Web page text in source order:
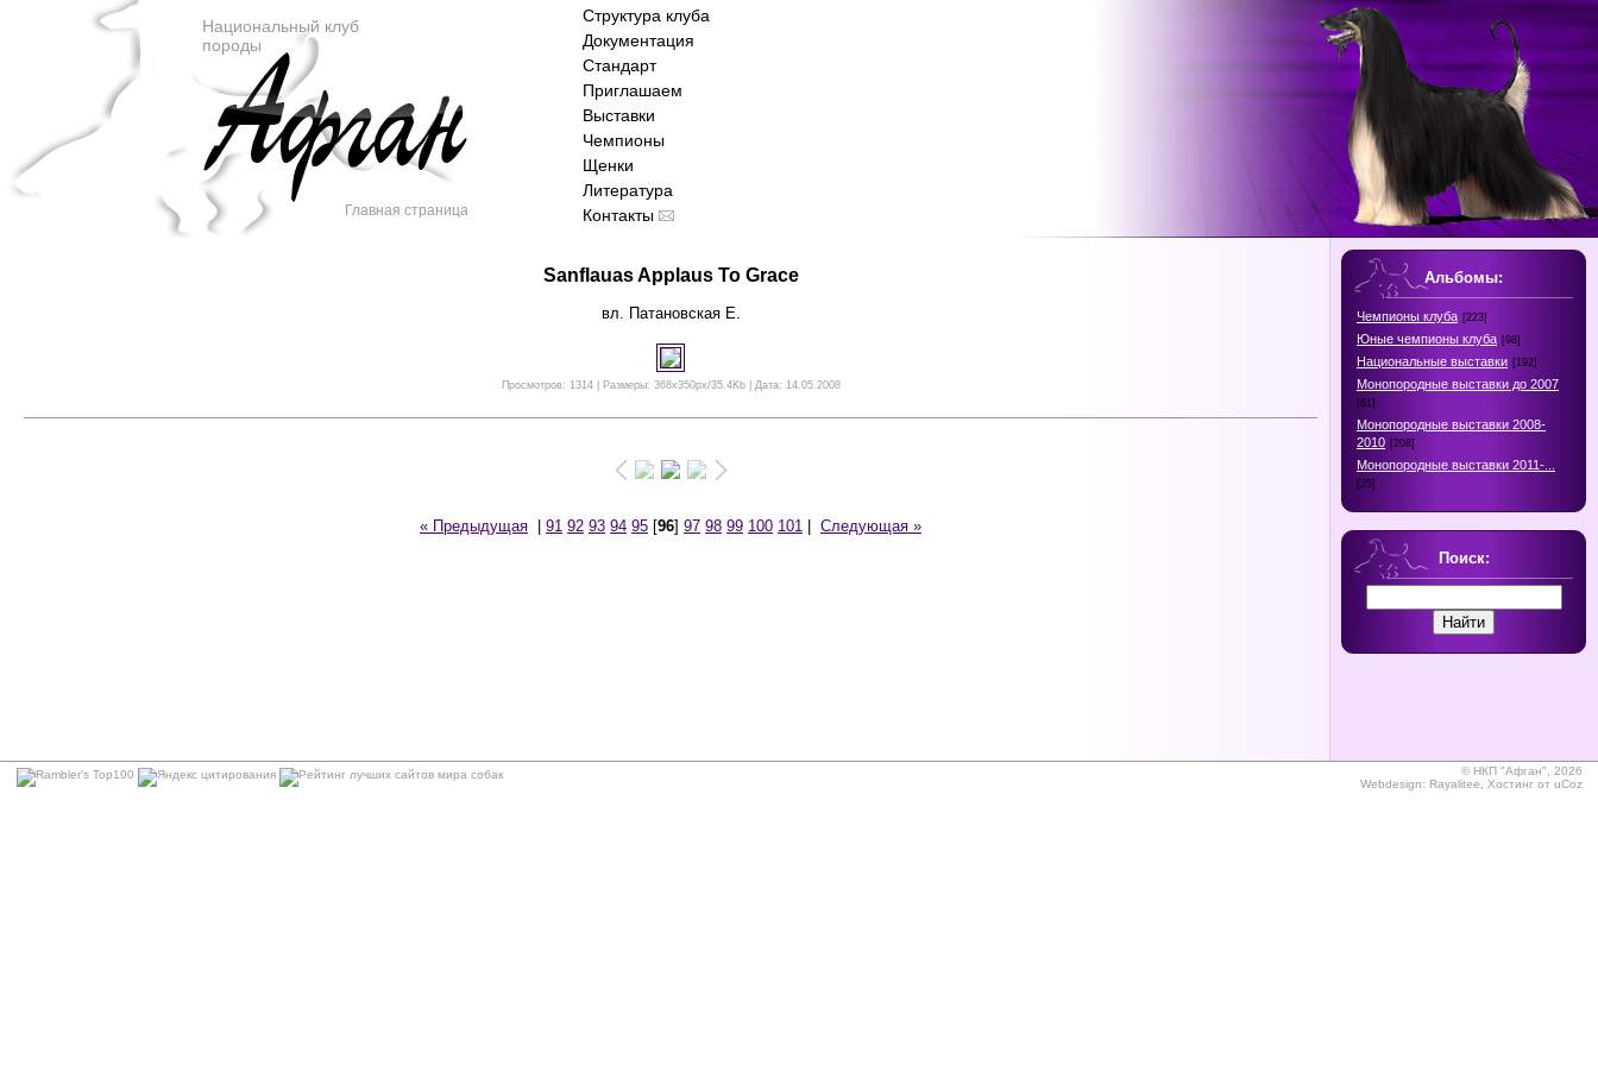
Национальный клуб
породы
Главная страница
Структура клуба
Документация
Стандарт
Приглашаем
Выставки
Чемпионы
Щенки
Литература
Контакты
Sanflauas Applaus To Grace
вл. Патановская Е.
Просмотров: 1314 | Размеры: 368x350px/35.4Kb | Дата: 14.05.2008
« Предыдущая 91 92 93 94 95 [96] 97 98 99 100 101 Следующая »
Альбомы:
Чемпионы клуба [223]
Юные чемпионы клуба [98]
Национальные выставки [192]
Монопородные выставки до 2007
[61]
Монопородные выставки 2008-
2010 [208]
Монопородные выставки 2011-...
[25]
Поиск:
©НКП "Афган", 2026
Webdesign: Rayalitee Хостинг от uCoz